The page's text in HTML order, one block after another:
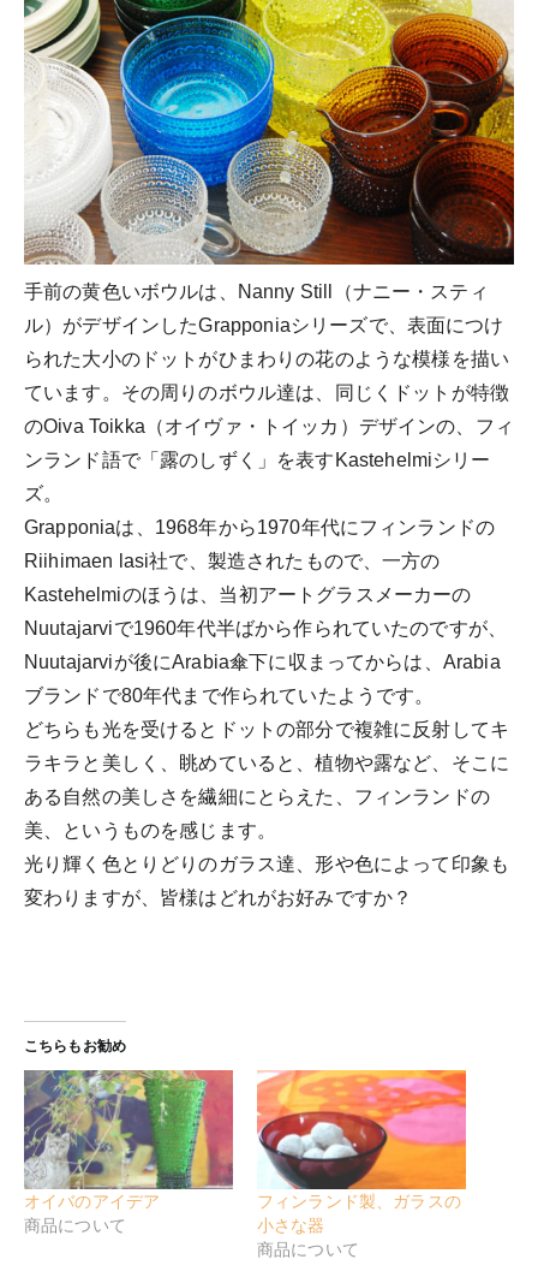
手前の黄色いボウルは、Nanny Still（ナニー・スティ
ル）がデザインしたGrapponiaシリーズで、表面につけ
られた大小のドットがひまわりの花のような模様を描い
ています。その周りのボウル達は、同じくドットが特徴
のOiva Toikka（オイヴァ・トイッカ）デザインの、フィ
ンランド語で「露のしずく」を表すKastehelmiシリー
ズ。
Grapponiaは、1968年から1970年代にフィンランドの
Riihimaen lasi社で、製造されたもので、一方の
Kastehelmiのほうは、当初アートグラスメーカーの
Nuutajarviで1960年代半ばから作られていたのですが、
Nuutajarviが後にArabia傘下に収まってからは、Arabia
ブランドで80年代まで作られていたようです。
どちらも光を受けるとドットの部分で複雑に反射してキ
ラキラと美しく、眺めていると、植物や露など、そこに
ある自然の美しさを繊細にとらえた、フィンランドの
美、というものを感じます。
光り輝く色とりどりのガラス達、形や色によって印象も
変わりますが、皆様はどれがお好みですか？
こちらもお勧め
オイバのアイデア
商品について
フィンランド製、ガラスの
小さな器
商品について